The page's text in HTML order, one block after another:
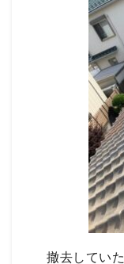
撤去してい